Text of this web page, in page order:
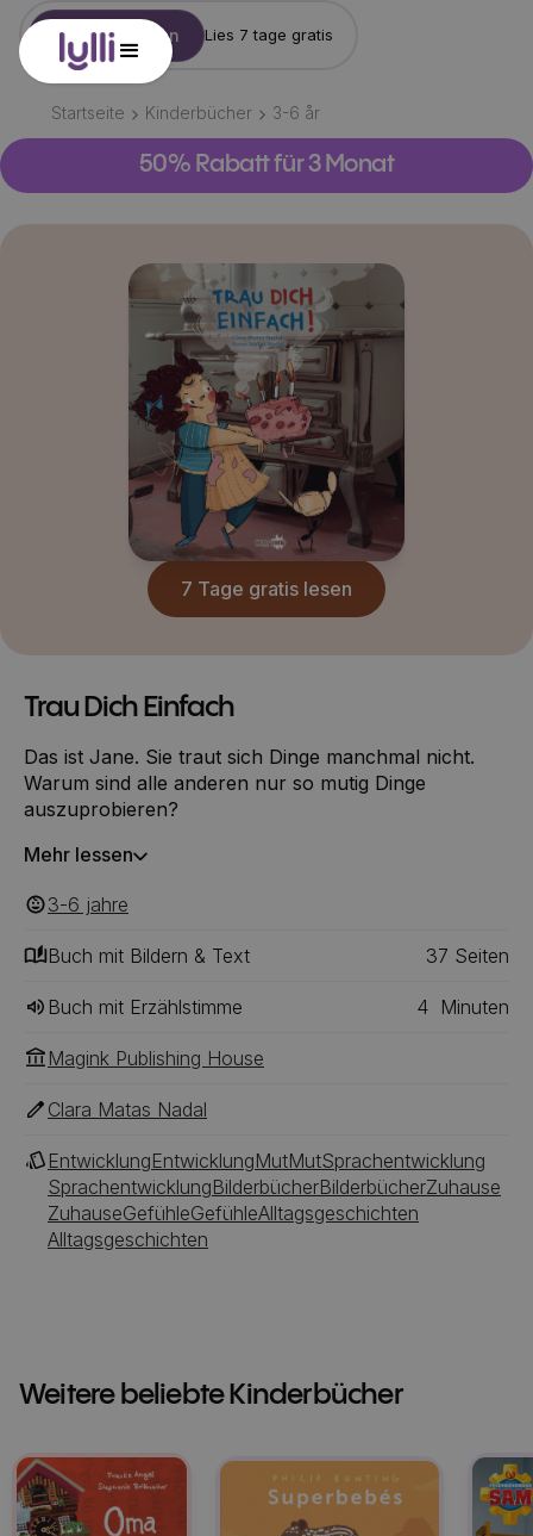
Konto erstellen Lies 7 tage gratis
Startseite Kinderbücher 3-6 år
50% Rabatt für 3 Monat
7 Tage gratis lesen
Trau Dich Einfach
Das ist Jane. Sie traut sich Dinge manchmal nicht.
Warum sind alle anderen nur so mutig Dinge
auszuprobieren?
Mehr lessen
3-6 ‎‎ jahre
Buch mit Bildern & Text 37 ‎‎ Seiten
Buch mit Erzählstimme 4 Minuten
Magink Publishing House
Clara Matas Nadal
EntwicklungEntwicklungMutMutSprachentwicklung
SprachentwicklungBilderbücherBilderbücherZuhause
ZuhauseGefühleGefühleAlltagsgeschichten
Alltagsgeschichten
Weitere beliebte Kinderbücher